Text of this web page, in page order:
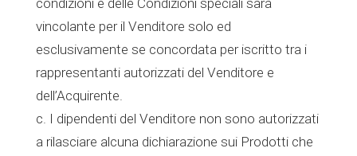
condizioni e delle Condizioni speciali sarà
vincolante per il Venditore solo ed
esclusivamente se concordata per iscritto tra i
rappresentanti autorizzati del Venditore e
dell’Acquirente.
c. I dipendenti del Venditore non sono autorizzati
a rilasciare alcuna dichiarazione sui Prodotti che